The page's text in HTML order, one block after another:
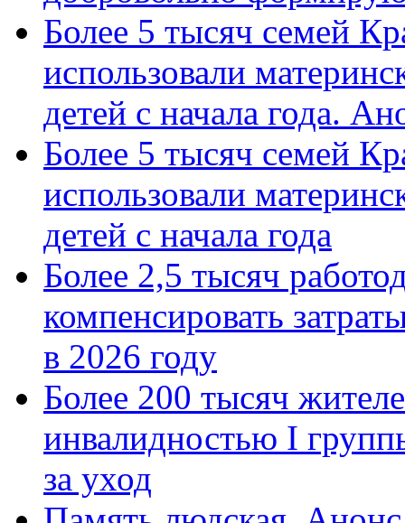
Более 5 тысяч семей
использовали
детей с начала года.
Более 5 тысяч семей
использовали
детей с начала года
Более 2,5 тысяч
компенсировать
в 2026 году
Более 200 тысяч
инвалидностью I
за уход